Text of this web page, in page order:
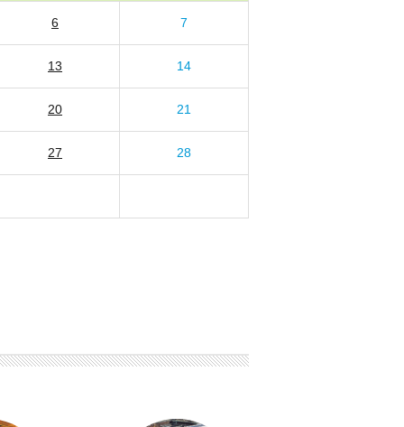
6 7
13 14
20 21
27 28